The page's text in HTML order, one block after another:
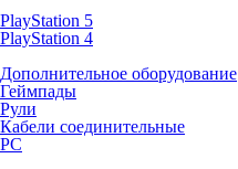
PlayStation 5
PlayStation 4
Дополнительное оборудование
Геймпады
Рули
Кабели соединительные
PC